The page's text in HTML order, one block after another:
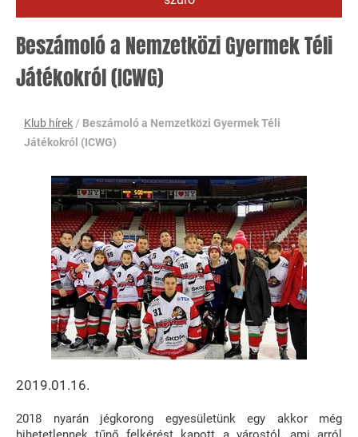
Beszámoló a Nemzetközi Gyermek Téli
Játékokról (ICWG)
Klub hírek / Beszámoló a Nemzetközi Gyermek Téli
Játékokról (ICWG)
2019.01.16.
2018 nyarán jégkorong egyesületünk egy akkor még